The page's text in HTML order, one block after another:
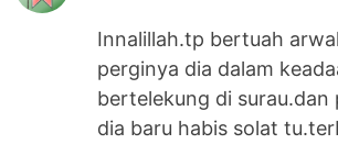
Innalillah.tp bertuah
perginya dia dalam
bertelekung di surau.dan
dia baru habis solat